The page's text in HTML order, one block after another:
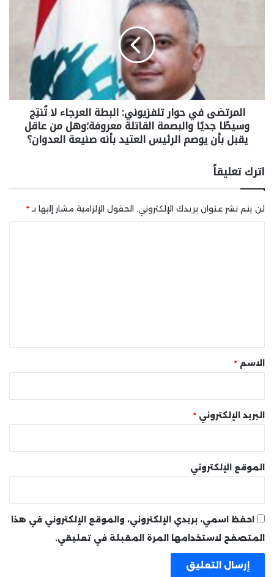
المرتضى في حوار تلفزيوني: البطة العرجاء لا تُنتِج
وسيطًا جديًا والبصمة القاتلة معروفة؛وهل من عاقل
يقبل بأن يوصم الرئيس العتيد بأنه صنيعة العدوان؟
اترك تعليقاً
لن يتم نشر عنوان بريدك الإلكتروني. الحقول الإلزامية مشار إليها بـ*
* الاسم *
البريد الإلكتروني *
الموقع الإلكتروني
احفظ اسمي، بريدي الإلكتروني، والموقع الإلكتروني في هذا
المتصفح لاستخدامها المرة المقبلة في تعليقي.